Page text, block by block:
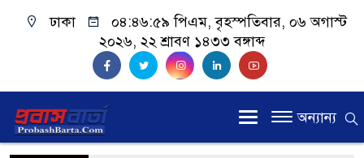
ঢাকা ০৪:৪৬:৫৯ পিএম, বৃহস্পতিবার, ০৬ অগাস্ট
২০২৬, ২২ শ্রাবণ ১৪৩৩ বঙ্গাব্দ
অন্যান্য